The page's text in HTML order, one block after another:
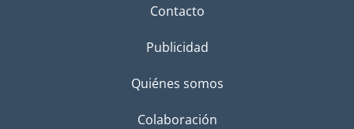
Contacto
Publicidad
Quiénes somos
Colaboración